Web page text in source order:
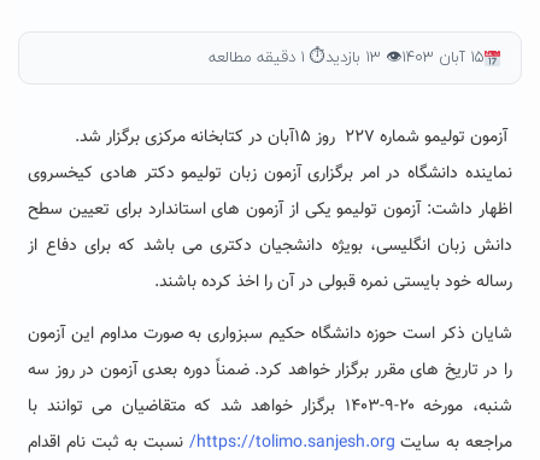
۱۵ آبان ۱۴۰۳ 👁 ۱۳ بازدید ⏱ ۱ دقیقه مطالعه
آزمون تولیمو شماره ۲۲۷ روز ۱۵آبان در کتابخانه مرکزی برگزار شد.
نماینده دانشگاه در امر برگزاری آزمون زبان تولیمودکتر هادی کیخسروی
اظهار داشت: آزمون تولیمو یکی از آزمون های استاندارد برای تعیین سطح
دانش زبان انگلیسی، بویژه دانشجیان دکتری می باشد که برای دفاع از
رساله خود بایستی نمره قبولی در آن را اخذ کرده باشند.
شایان ذکر است حوزه دانشگاه حکیم سبزواری به صورت مداوم این آزمون
را در تاریخ های مقرر برگزار خواهد کرد. ضمناً دوره بعدی آزمون در روز سه
شنبه، مورخه ۲۰-۹-۱۴۰۳ برگزار خواهد شد که متقاضیان می توانند با
مراجعه به سایت https://tolimo.sanjesh.org/ نسبت به ثبت نام اقدام